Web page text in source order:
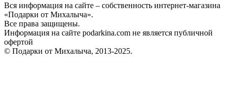
Вся информация на сайте – собственность интернет-магазина
«Подарки от Михалыча».
Все права защищены.
Информация на сайте podarkina.com не является публичной
офертой
© Подарки от Михалыча, 2013-2025.